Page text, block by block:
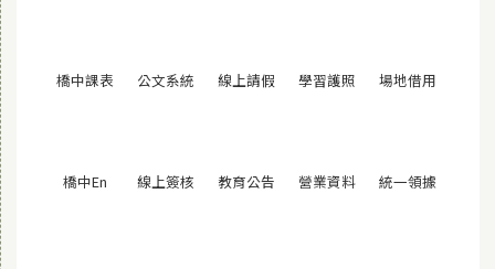
橋中課表 (另開視窗)
公文系統 (另開視窗)
線上請假 (另開視窗)
學習護照 (另開視窗)
場地借用
橋中En (另開視窗)
線上簽核 (另開視窗)
教育公告 (另開視窗)
營業資料(另開視窗)
統一領據